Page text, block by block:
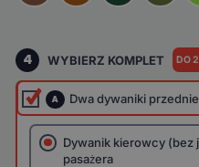
4 WYBIERZ KOMPLET DO
A Dwa dywaniki przednie
Dywanik kierowcy (bez
pasażera